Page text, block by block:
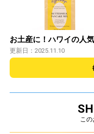
お土産に！ハワイの人
更新日：2025.11.10
こ